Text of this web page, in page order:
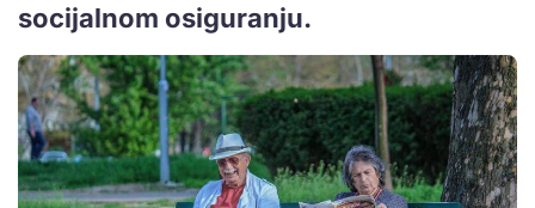
socijalnom osiguranju.